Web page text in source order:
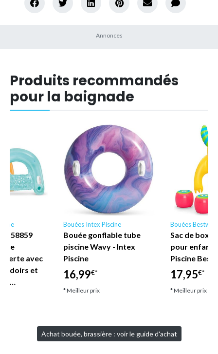
Produits recommandés
pour la baignade
- 58859
avec
et
Bouées Intex Piscine
Bouée gonflable tube
piscine Wavy - Intex
Piscine
16,99€*
* Meilleur prix
Bouées Bestway
Sac de boxe
pour
Piscine
17,95€*
* Meilleur prix
Achat bouée, brassière : voir le guide d'achat